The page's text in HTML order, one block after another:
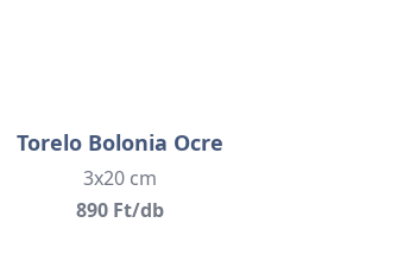
Torelo Bolonia Ocre
3x20 cm
890 Ft/db